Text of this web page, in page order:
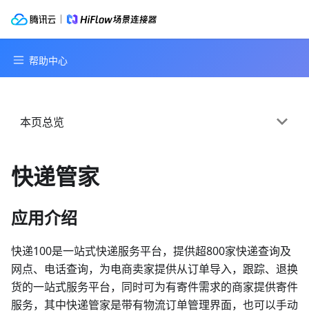
本页总览
快递管家
应用介绍
快递100是一站式快递服务平台，提供超800家快递查询及
网点、电话查询，为电商卖家提供从订单导入，跟踪、退换
货的一站式服务平台，同时可为有寄件需求的商家提供寄件
服务，其中快递管家是带有物流订单管理界面，也可以手动